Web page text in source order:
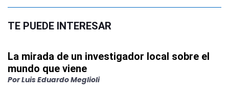
TE PUEDE INTERESAR
La mirada de un investigador local sobre el
mundo que viene
PorLuis Eduardo Meglioli